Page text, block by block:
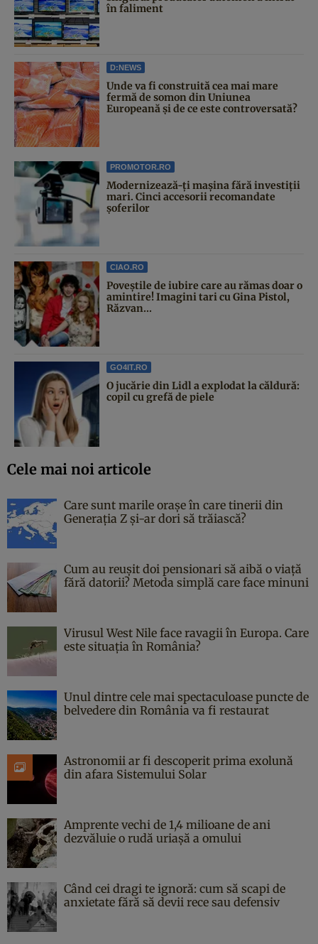
în faliment
D:NEWS
Unde va fi construită cea mai mare
fermă de somon din Uniunea
Europeană și de ce este controversată?
PROMOTOR.RO
Modernizează-ți mașina fără investiții
mari. Cinci accesorii recomandate
șoferilor
CIAO.RO
Poveştile de iubire care au rămas doar o
amintire! Imagini tari cu Gina Pistol,
Răzvan...
GO4IT.RO
O jucărie din Lidl a explodat la căldură:
copil cu grefă de piele
Cele mai noi articole
Care sunt marile orașe în care tinerii din
Generația Z și-ar dori să trăiască?
Cum au reușit doi pensionari să aibă o viață
fără datorii? Metoda simplă care face minuni
Virusul West Nile face ravagii în Europa. Care
este situația în România?
Unul dintre cele mai spectaculoase puncte de
belvedere din România va fi restaurat
Astronomii ar fi descoperit prima exolună
din afara Sistemului Solar
Amprente vechi de 1,4 milioane de ani
dezvăluie o rudă uriașă a omului
Când cei dragi te ignoră: cum să scapi de
anxietate fără să devii rece sau defensiv